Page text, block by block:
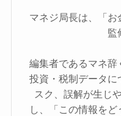
マネジ局長は、「お
監
編集者であるマネ辞
投資・税制データに
スク、誤解が生じ
し、「この情報を